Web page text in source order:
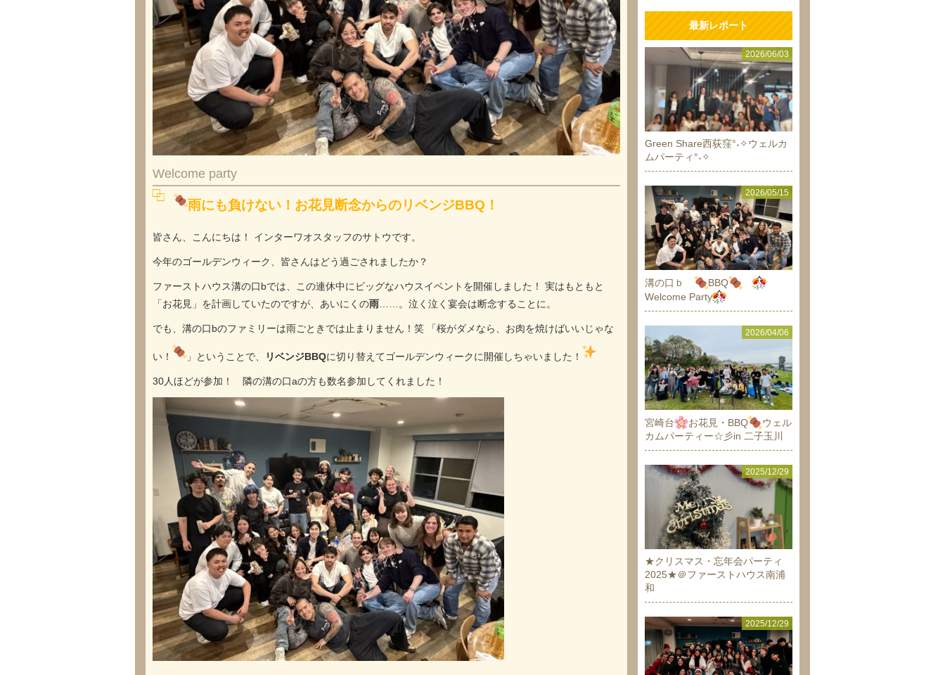
Welcome party
雨にも負けない！お花見断念からのリベンジBBQ！
皆さん、こんにちは！ インターワオスタッフのサトウです。
今年のゴールデンウィーク、皆さんはどう過ごされましたか？
ファーストハウス溝の口bでは、この連休中にビッグなハウスイベントを開催しました！ 実はもともと
「お花見」を計画していたのですが、あいにくの雨 ……。泣く泣く宴会は断念することに。
でも、溝の口bのファミリーは雨ごときでは止まりません！笑 「桜がダメなら、お肉を焼けばいいじゃな
い！ 」ということで、 リベンジBBQに切り替えてゴールデンウィークに開催しちゃいました！
30人ほどが参加！ 隣の溝の口aの方も数名参加してくれました！
最新レポート
2026/06/03
Green Share西荻窪°˖✧ウェルカ
ムパーティ°˖✧
2026/05/15
溝の口ｂ
BBQ
Welcome Party
2026/04/06
宮崎台 お花見・BBQ
ウェル
カムパーティー☆彡in 二子玉川
2025/12/29
★クリスマス・忘年会パーティ
2025★＠ファーストハウス南浦
和
2025/12/29